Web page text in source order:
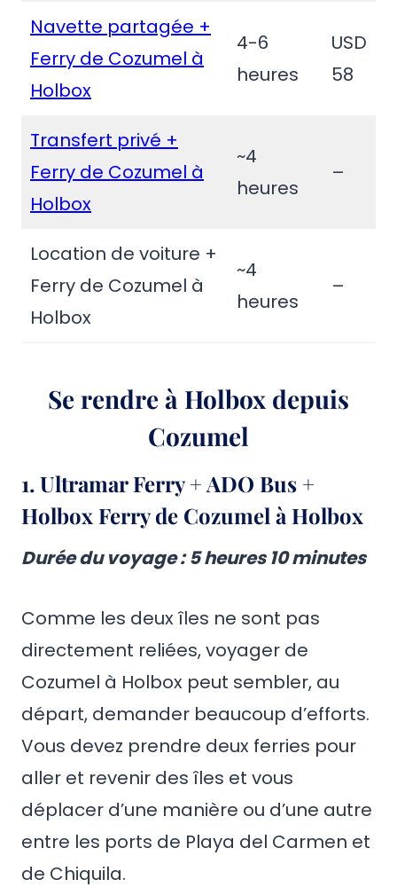
Navette partagée +
Ferry de Cozumel à
Holbox
4-6
heures
USD
58
Transfert privé +
Ferry de Cozumel à
Holbox
~4
heures
–
Location de voiture +
Ferry de Cozumel à
Holbox
~4
heures
–
Se rendre à Holbox depuis
Cozumel
1. Ultramar Ferry + ADO Bus +
Holbox Ferry de Cozumel à Holbox
Durée du voyage : 5 heures 10 minutes
Comme les deux îles ne sont pas
directement reliées, voyager de
Cozumel à Holbox peut sembler, au
départ, demander beaucoup d’efforts.
Vous devez prendre deux ferries pour
aller et revenir des îles et vous
déplacer d’une manière ou d’une autre
entre les ports de Playa del Carmen et
de Chiquila.